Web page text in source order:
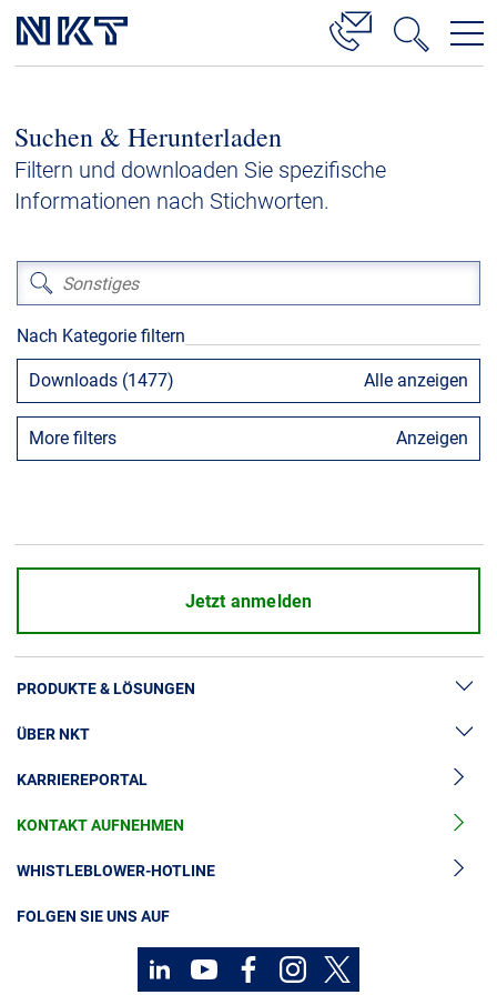
Hochspannung
Kabelservice
Niederspannung
Kabelgarnituren
Referenzen
Downloads
Presse & Events
Produktion
Karriere
Europacable
Einkauf
Suchen & Herunterladen
Filtern und downloaden Sie spezifische
Informationen nach Stichworten.
Nach Kategorie filtern
Downloads (1477) Alle anzeigen
More filters Anzeigen
Jetzt anmelden
PRODUKTE & LÖSUNGEN
Hochspannung
Kabelgarnituren
Mittelspannungskabel
Niederspannungskabel
ÜBER NKT
News & Presse
Unsere Geschichte
Investoren
Nachhaltigkeit
KARRIEREPORTAL
KONTAKT AUFNEHMEN
WHISTLEBLOWER-HOTLINE
FOLGEN SIE UNS AUF